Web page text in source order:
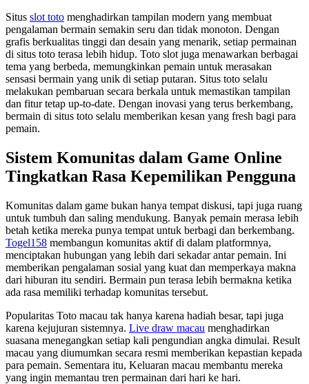
Situs slot toto menghadirkan tampilan modern yang membuat
pengalaman bermain semakin seru dan tidak monoton. Dengan
grafis berkualitas tinggi dan desain yang menarik, setiap permainan
di situs toto terasa lebih hidup. Toto slot juga menawarkan berbagai
tema yang berbeda, memungkinkan pemain untuk merasakan
sensasi bermain yang unik di setiap putaran. Situs toto selalu
melakukan pembaruan secara berkala untuk memastikan tampilan
dan fitur tetap up-to-date. Dengan inovasi yang terus berkembang,
bermain di situs toto selalu memberikan kesan yang fresh bagi para
pemain.
Sistem Komunitas dalam Game Online
Tingkatkan Rasa Kepemilikan Pengguna
Komunitas dalam game bukan hanya tempat diskusi, tapi juga ruang
untuk tumbuh dan saling mendukung. Banyak pemain merasa lebih
betah ketika mereka punya tempat untuk berbagi dan berkembang.
Togel158 membangun komunitas aktif di dalam platformnya,
menciptakan hubungan yang lebih dari sekadar antar pemain. Ini
memberikan pengalaman sosial yang kuat dan memperkaya makna
dari hiburan itu sendiri. Bermain pun terasa lebih bermakna ketika
ada rasa memiliki terhadap komunitas tersebut.
Popularitas Toto macau tak hanya karena hadiah besar, tapi juga
karena kejujuran sistemnya. Live draw macau menghadirkan
suasana menegangkan setiap kali pengundian angka dimulai. Result
macau yang diumumkan secara resmi memberikan kepastian kepada
para pemain. Sementara itu, Keluaran macau membantu mereka
yang ingin memantau tren permainan dari hari ke hari.